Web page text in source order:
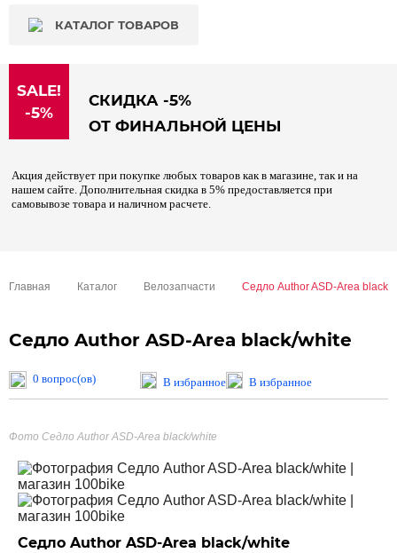
КАТАЛОГ ТОВАРОВ
SALE!
-5%
СКИДКА -5%
ОТ ФИНАЛЬНОЙ ЦЕНЫ
Акция действует при покупке любых товаров как в магазине, так и на
нашем сайте. Дополнительная скидка в 5% предоставляется при
самовывозе товара и наличном расчете.
Главная Каталог Велозапчасти Седло Author ASD-Area black/
Седло Author ASD-Area black/white
0 вопрос(ов) В избранное В избранное
Фото Седло Author ASD-Area black/white
Седло Author ASD-Area black/white